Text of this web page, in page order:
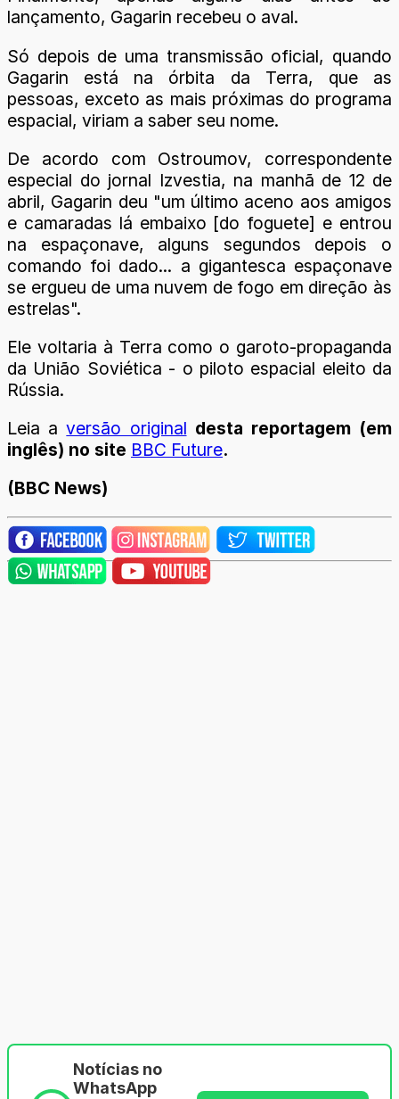
lançamento, Gagarin recebeu o aval.
Só depois de uma transmissão oficial, quando
Gagarin está na órbita da Terra, que as
pessoas, exceto as mais próximas do programa
espacial, viriam a saber seu nome.
De acordo com Ostroumov, correspondente
especial do jornal Izvestia, na manhã de 12 de
abril, Gagarin deu "um último aceno aos amigos
e camaradas lá embaixo [do foguete] e entrou
na espaçonave, alguns segundos depois o
comando foi dado... a gigantesca espaçonave
se ergueu de uma nuvem de fogo em direção às
estrelas".
Ele voltaria à Terra como o garoto-propaganda
da União Soviética - o piloto espacial eleito da
Rússia.
Leia aversão original desta reportagem (em
inglês) no site BBC Future.
(BBC News)
Notícias no
WhatsApp